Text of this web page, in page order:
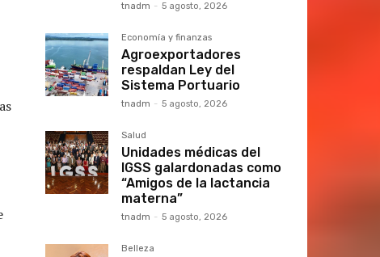
tnadm - 5 agosto, 2026
Economía y finanzas
Agroexportadores
respaldan Ley del
Sistema Portuario
tnadm - 5 agosto, 2026
Salud
Unidades médicas del
IGSS galardonadas como
“Amigos de la lactancia
materna”
tnadm - 5 agosto, 2026
Belleza